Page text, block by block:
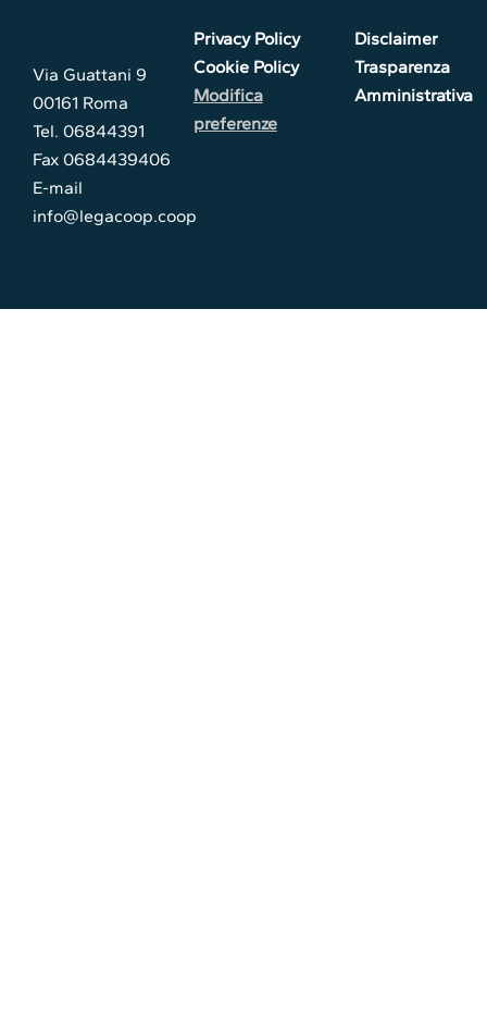
Via Guattani 9
00161 Roma
Tel. 06844391
Fax 0684439406
E-mail
info@legacoop.coop
Privacy Policy
Cookie Policy
Modifica
preferenze
Disclaimer
Trasparenza
Amministrativa